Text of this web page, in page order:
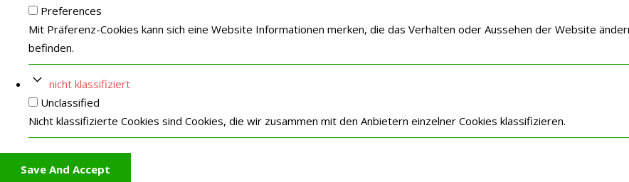
Preferences
Mit Präferenz-Cookies kann sich eine Website Informationen merken, die das Verhalten oder Aussehen der Website
befinden.
nicht klassifiziert
Unclassified
Nicht klassifizierte Cookies sind Cookies, die wir zusammen mit den Anbietern einzelner Cookies klassifizieren.
Save And Accept